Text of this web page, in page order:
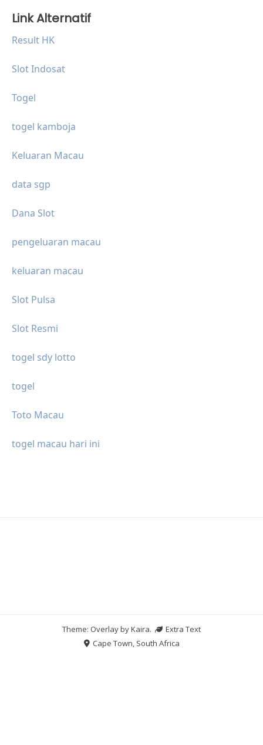
Link Alternatif
Result HK
Slot Indosat
Togel
togel kamboja
Keluaran Macau
data sgp
Dana Slot
pengeluaran macau
keluaran macau
Slot Pulsa
Slot Resmi
togel sdy lotto
togel
Toto Macau
togel macau hari ini
Theme: Overlay byKaira.
Extra Text
Cape Town, South Africa